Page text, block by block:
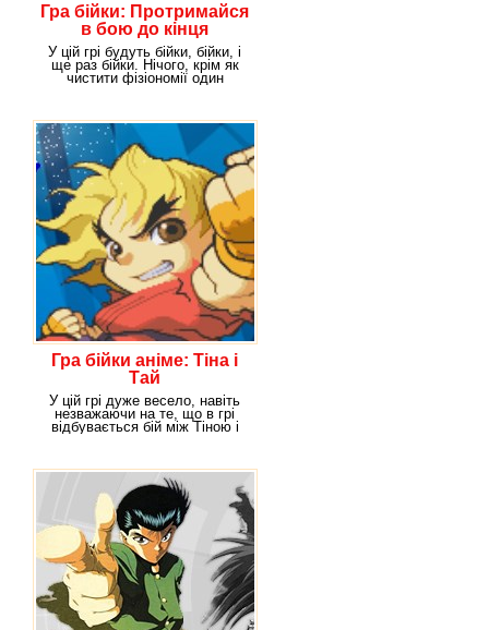
Гра бійки: Протримайся
в бою до кінця
У цій грі будуть бійки, бійки, і
ще раз бійки. Нічого, крім як
чистити фізіономії один
Гра бійки аніме: Тіна і
Тай
У цій грі дуже весело, навіть
незважаючи на те, що в грі
відбувається бій між Тіною і